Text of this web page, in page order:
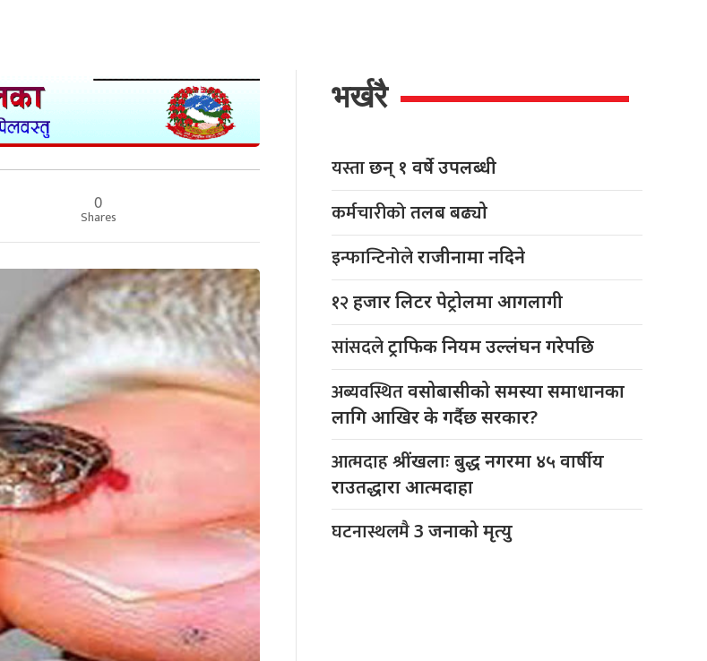
0
Shares
भर्खरै
यस्ताछन् १ वर्षे उपलब्धी
कर्मचारीकोतलब बढ्यो
इन्फान्टिनोलेराजीनामा नदिने
१२हजार लिटर पेट्रोलमा आगलागी
सांसदलेट्राफिक नियम उल्लंघन गरेपछि
अब्यवस्थितवसोबासीको समस्या समाधानका
लागि आखिर के गर्दैछ सरकार?
आत्मदाहश्रींखलाः बुद्ध नगरमा ४५ वार्षीय
राउतद्धारा आत्मदाहा
घटनास्थलमै3 जनाको मृत्यु